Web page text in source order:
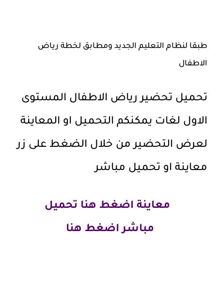
طبقا لنظام التعليم الجديد ومطابق لخطة رياض
الاطفال
تحميل تحضير رياض الاطفال المستوى
الاول لغات يمكنكم التحميل او المعاينة
لعرض التحضير من خلال الضغط على زر
معاينة او تحميل مباشر
معاينة اضغط هنا تحميل
مباشر اضغط هنا